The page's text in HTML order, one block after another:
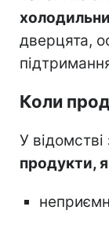
дверцята,
Коли
У
продукти,